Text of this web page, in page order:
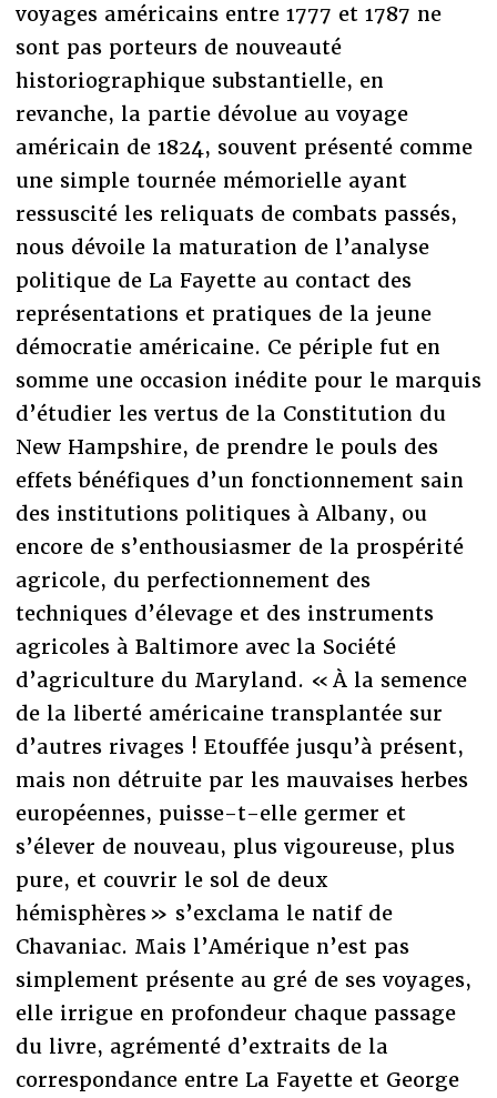
voyages américains entre 1777 et 1787 ne
sont pas porteurs de nouveauté
historiographique substantielle, en
revanche, la partie dévolue au voyage
américain de 1824, souvent présenté comme
une simple tournée mémorielle ayant
ressuscité les reliquats de combats passés,
nous dévoile la maturation de l’analyse
politique de La Fayette au contact des
représentations et pratiques de la jeune
démocratie américaine. Ce périple fut en
somme une occasion inédite pour le marquis
d’étudier les vertus de la Constitution du
New Hampshire, de prendre le pouls des
effets bénéfiques d’un fonctionnement sain
des institutions politiques à Albany, ou
encore de s’enthousiasmer de la prospérité
agricole, du perfectionnement des
techniques d’élevage et des instruments
agricoles à Baltimore avec la Société
d’agriculture du Maryland. « À la semence
de la liberté américaine transplantée sur
d’autres rivages ! Etouffée jusqu’à présent,
mais non détruite par les mauvaises herbes
européennes, puisse-t-elle germer et
s’élever de nouveau, plus vigoureuse, plus
pure, et couvrir le sol de deux
hémisphères » s’exclama le natif de
Chavaniac. Mais l’Amérique n’est pas
simplement présente au gré de ses voyages,
elle irrigue en profondeur chaque passage
du livre, agrémenté d’extraits de la
correspondance entre La Fayette et George